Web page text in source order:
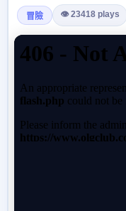
冒險 👁 23418 plays